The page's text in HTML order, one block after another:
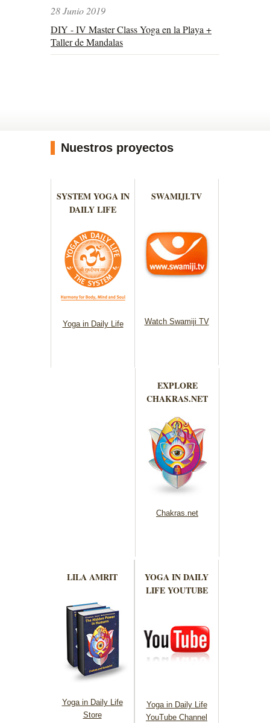
28 Junio 2019
DIY - IV Master Class Yoga en la Playa +
Taller de Mandalas
Nuestros proyectos
SYSTEM YOGA IN
DAILY LIFE
Yoga in Daily Life
SWAMIJI.TV
Watch Swamiji TV
EXPLORE
CHAKRAS.NET
Chakras.net
LILA AMRIT
Yoga in Daily Life
Store
YOGA IN DAILY
LIFE YOUTUBE
Yoga in Daily Life
YouTube Channel